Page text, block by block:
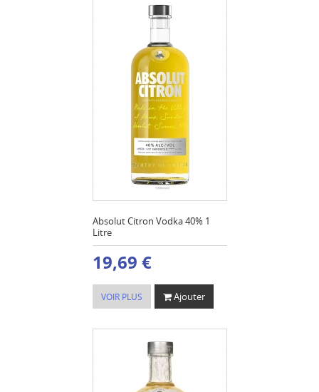
Absolut Citron Vodka 40% 1
Litre
19,69 €
VOIR PLUS Ajouter